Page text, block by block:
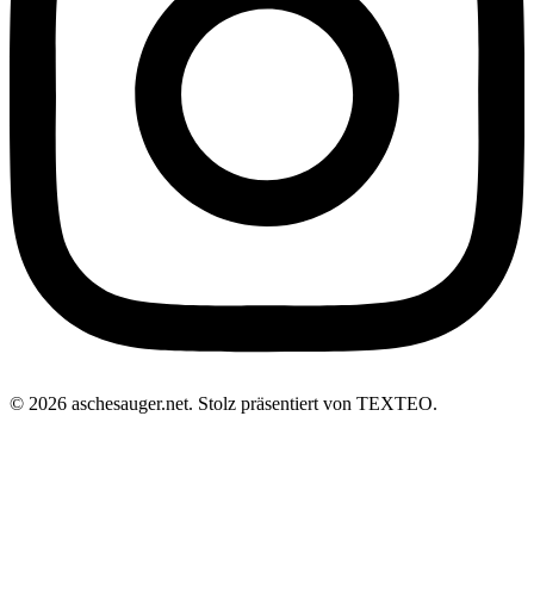
© 2026 aschesauger.net. Stolz präsentiert von TEXTEO.